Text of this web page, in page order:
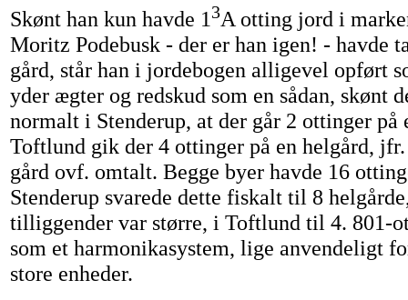
Skønt han kun havde 1 3A otting jord i
Moritz Podebusk - der er han igen! - havde
gård, står han i jordebogen alligevel opført
yder ægter og redskud som en sådan, skønt
normalt i Stenderup, at der går 2 ottinger på
Toftlund gik der 4 ottinger på en helgård, jfr.
gård ovf. omtalt. Begge byer havde 16
Stenderup svarede dette fiskalt til 8
tilliggender var større, i Toftlund til 4. 801-
som et harmonikasystem, lige anvendeligt
store enheder.